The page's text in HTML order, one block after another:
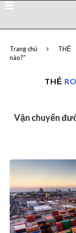
Trang chủ THẺ
nào?"
THẺ
Vận chuyển